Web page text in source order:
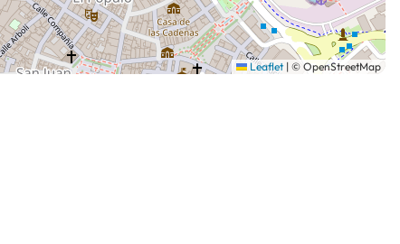
Leaflet | © OpenStreetMap